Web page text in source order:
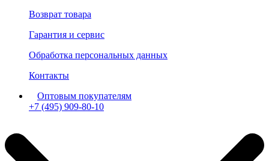
Возврат товара
Гарантия и сервис
Обработка персональных данных
Контакты
Оптовым покупателям
+7 (495) 909-80-10